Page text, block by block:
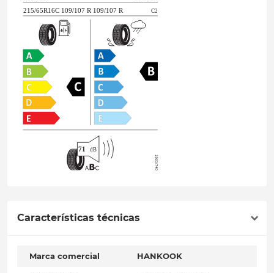
Características técnicas
Marca comercial HANKOOK